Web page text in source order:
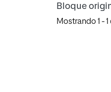
Bloque
Mostrando 1 - 1